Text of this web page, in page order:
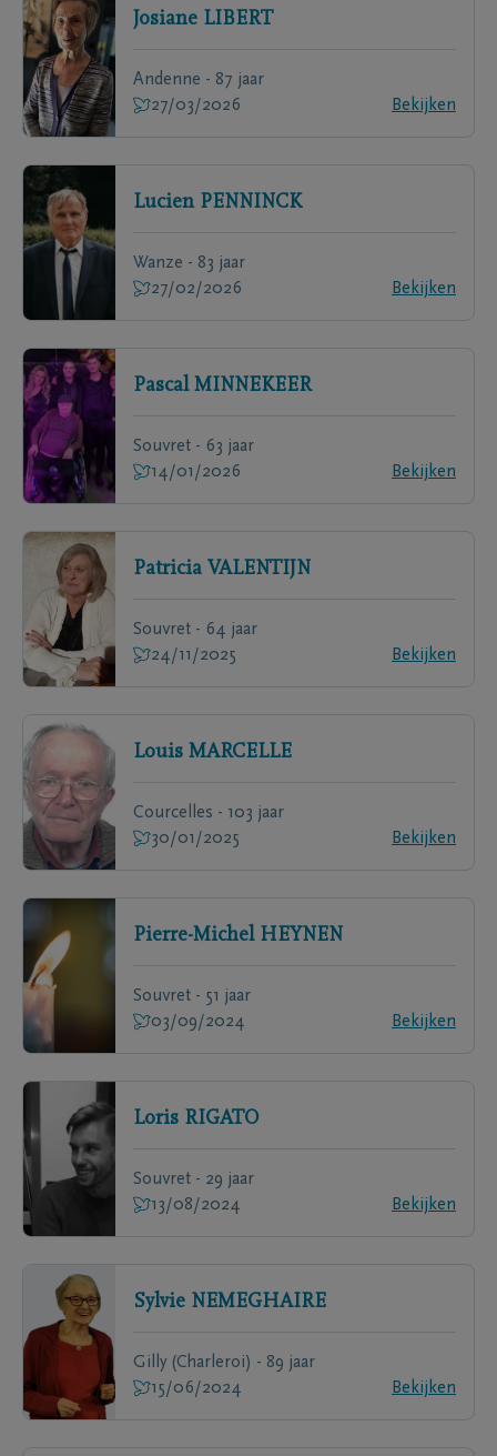
Josiane LIBERT
Andenne - 87 jaar
27/03/2026
Bekijken
Lucien PENNINCK
Wanze - 83 jaar
27/02/2026
Bekijken
Pascal MINNEKEER
Souvret - 63 jaar
14/01/2026
Bekijken
Patricia VALENTIJN
Souvret - 64 jaar
24/11/2025
Bekijken
Louis MARCELLE
Courcelles - 103 jaar
30/01/2025
Bekijken
Pierre-Michel HEYNEN
Souvret - 51 jaar
03/09/2024
Bekijken
Loris RIGATO
Souvret - 29 jaar
13/08/2024
Bekijken
Sylvie NEMEGHAIRE
Gilly (Charleroi) - 89 jaar
15/06/2024
Bekijken